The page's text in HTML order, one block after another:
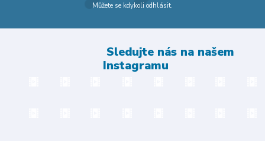
Můžete se kdykoli odhlásit.
Sledujte nás na našem
Instagramu